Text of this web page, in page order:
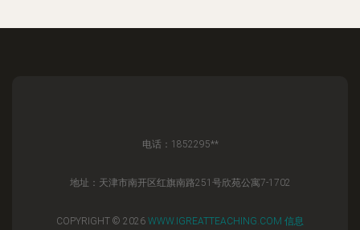
电话：1852295**
地址：天津市南开区红旗南路251号欣苑公寓7-1702
COPYRIGHT © 2026 WWW.IGREATTEACHING.COM 信息